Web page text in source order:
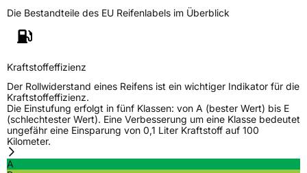
Die Bestandteile des EU Reifenlabels im Überblick
Kraftstoffeffizienz
Der Rollwiderstand eines Reifens ist ein wichtiger Indikator für die
Kraftstoffeffizienz.
Die Einstufung erfolgt in fünf Klassen: von A (bester Wert) bis E
(schlechtester Wert). Eine Verbesserung um eine Klasse bedeutet
ungefähr eine Einsparung von 0,1 Liter Kraftstoff auf 100
Kilometer.
A